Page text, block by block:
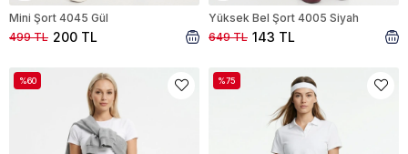
Mini Şort 4045 Gül
200 TL
499 TL
Yüksek Bel Şort 4005 Siyah
143 TL
649 TL
%60 %75